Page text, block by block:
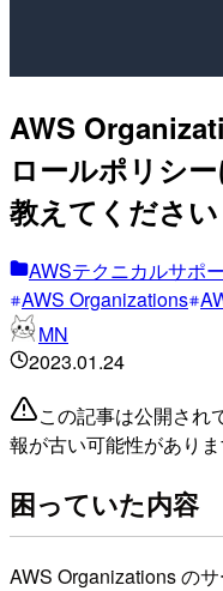
AWS
ロールポリシ
教えてください
AWSテクニカルサポ
AWS Organizations
MN
2023.01.24
この記事は公開され
報が古い可能性があり
困っていた内容
AWS Organizations の